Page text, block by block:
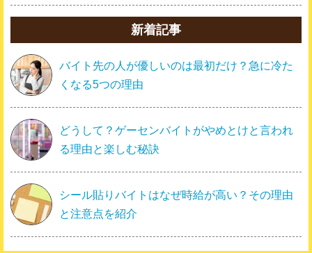
新着記事
バイト先の人が優しいのは最初だけ？急に冷た
くなる5つの理由
どうして？ゲーセンバイトがやめとけと言われ
る理由と楽しむ秘訣
シール貼りバイトはなぜ時給が高い？その理由
と注意点を紹介